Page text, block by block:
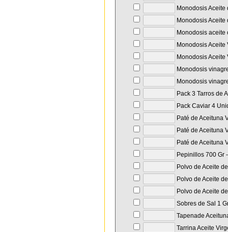
Monodosis
Monodosis
Monodosis aceite
Monodosis
Monodosis
Monodosis
Monodosis
Pack 3 Tarros de
Pack Caviar 4
Paté de Aceituna
Paté de Aceituna
Paté de Aceituna
Pepinillos 700 Gr
Polvo de Aceite
Polvo de Aceite
Polvo de Aceite
Sobres de Sal 1
Tapenade
Tarrina Aceite